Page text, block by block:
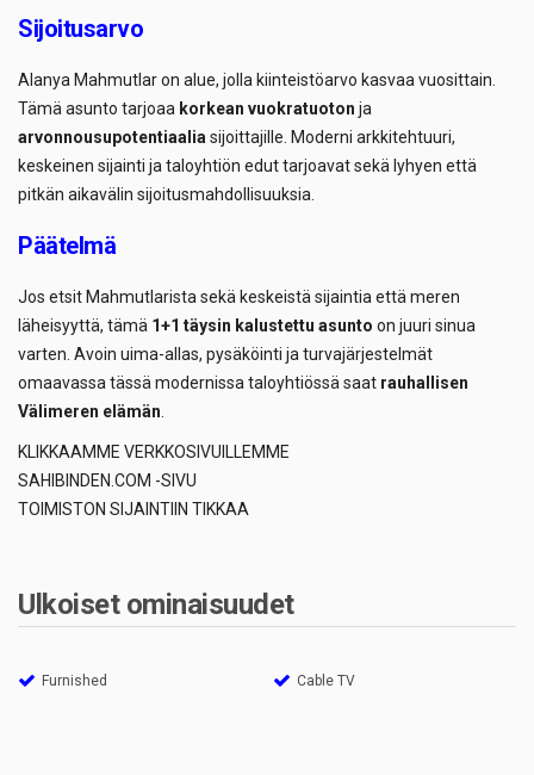
Sijoitusarvo
Alanya Mahmutlar on alue, jolla kiinteistöarvo kasvaa vuosittain.
Tämä asunto tarjoaa korkean vuokratuoton ja
arvonnousupotentiaaliasijoittajille. Moderni arkkitehtuuri,
keskeinen sijainti ja taloyhtiön edut tarjoavat sekä lyhyen että
pitkän aikavälin sijoitusmahdollisuuksia.
Päätelmä
Jos etsit Mahmutlarista sekä keskeistä sijaintia että meren
läheisyyttä, tämä 1+1 täysin kalustettu asunto on juuri sinua
varten. Avoin uima-allas, pysäköinti ja turvajärjestelmät
omaavassa tässä modernissa taloyhtiössä saat rauhallisen
Välimeren elämän.
KLIKKAAMME VERKKOSIVUILLEMME
SAHIBINDEN.COM -SIVU
TOIMISTON SIJAINTIIN TIKKAA
Ulkoiset ominaisuudet
Furnished Cable TV